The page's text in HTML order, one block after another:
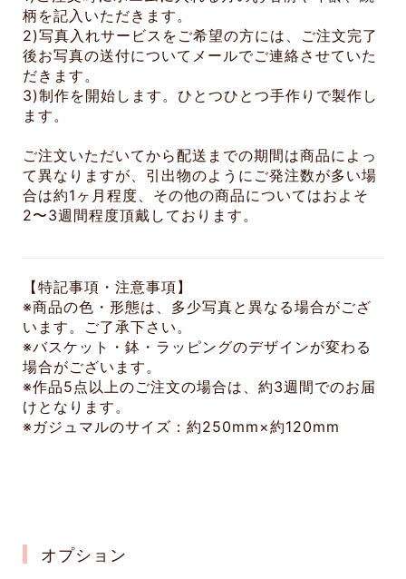
柄を記入いただきます。
2)写真入れサービスをご希望の方には、ご注文完了
後お写真の送付についてメールでご連絡させていた
だきます。
3)制作を開始します。ひとつひとつ手作りで製作し
ます。
ご注文いただいてから配送までの期間は商品によっ
て異なりますが、引出物のようにご発注数が多い場
合は約1ヶ月程度、その他の商品についてはおよそ
2〜3週間程度頂戴しております。
【特記事項・注意事項】
※商品の色・形態は、多少写真と異なる場合がござ
います。ご了承下さい。
※バスケット・鉢・ラッピングのデザインが変わる
場合がございます。
※作品5点以上のご注文の場合は、約3週間でのお届
けとなります。
※ガジュマルのサイズ：約250mm×約120mm
オプション